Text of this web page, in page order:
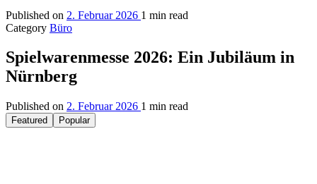
Published on 2. Februar 2026 1 min read
Category Büro
Spielwarenmesse 2026: Ein Jubiläum in
Nürnberg
Published on 2. Februar 2026 1 min read
Featured Popular